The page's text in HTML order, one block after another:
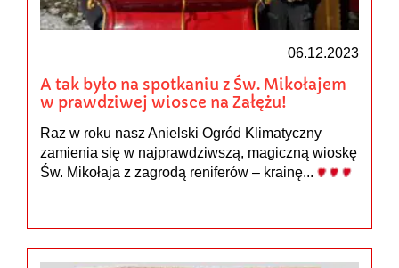
06.12.2023
A tak było na spotkaniu z Św. Mikołajem
w prawdziwej wiosce na Załężu!
Raz w roku nasz Anielski Ogród Klimatyczny
zamienia się w najprawdziwszą, magiczną wioskę
Św. Mikołaja z zagrodą reniferów – krainę...